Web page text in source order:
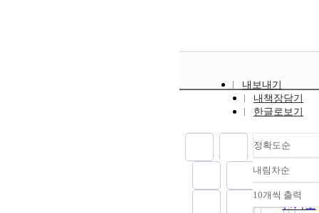
내보내기
내책장담기
한글로보기
정확도순
정확도
순
인기도
내림차순
내림차
10개씩 출력